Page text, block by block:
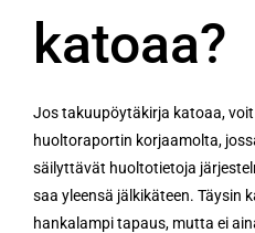
katoaa?
Jos takuupöytäkirja katoaa,
huoltoraportin korjaamolta,
säilyttävät huoltotietoja
saa yleensä jälkikäteen. Täysin
hankalampi tapaus, mutta ei